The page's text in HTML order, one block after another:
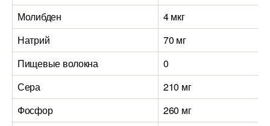
Молибден
4 мкг
Натрий
70 мг
Пищевые волокна
0
Сера
210 мг
Фосфор
260 мг